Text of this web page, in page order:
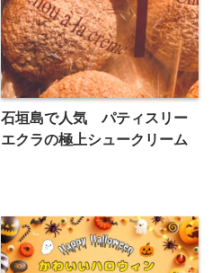
石垣島で人気 パティスリー
エクラの極上シュークリーム